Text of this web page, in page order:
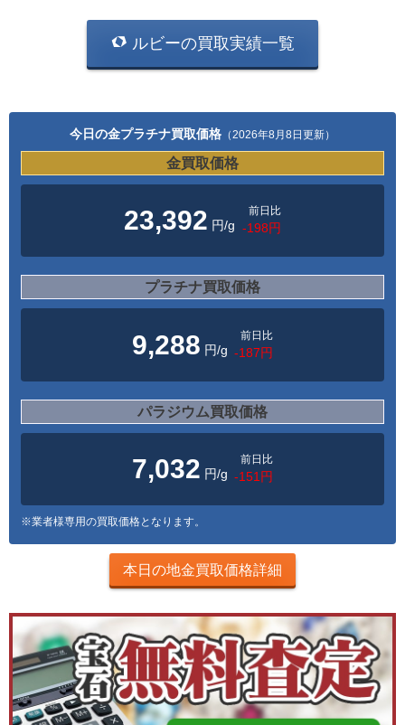
ルビーの買取実績一覧
今日の金プラチナ買取価格 （2026年8月8日更新）
金買取価格
23,392 円/g
前日比
-198円
プラチナ買取価格
9,288 円/g
前日比
-187円
パラジウム買取価格
7,032 円/g
前日比
-151円
※業者様専用の買取価格となります。
本日の地金買取価格詳細